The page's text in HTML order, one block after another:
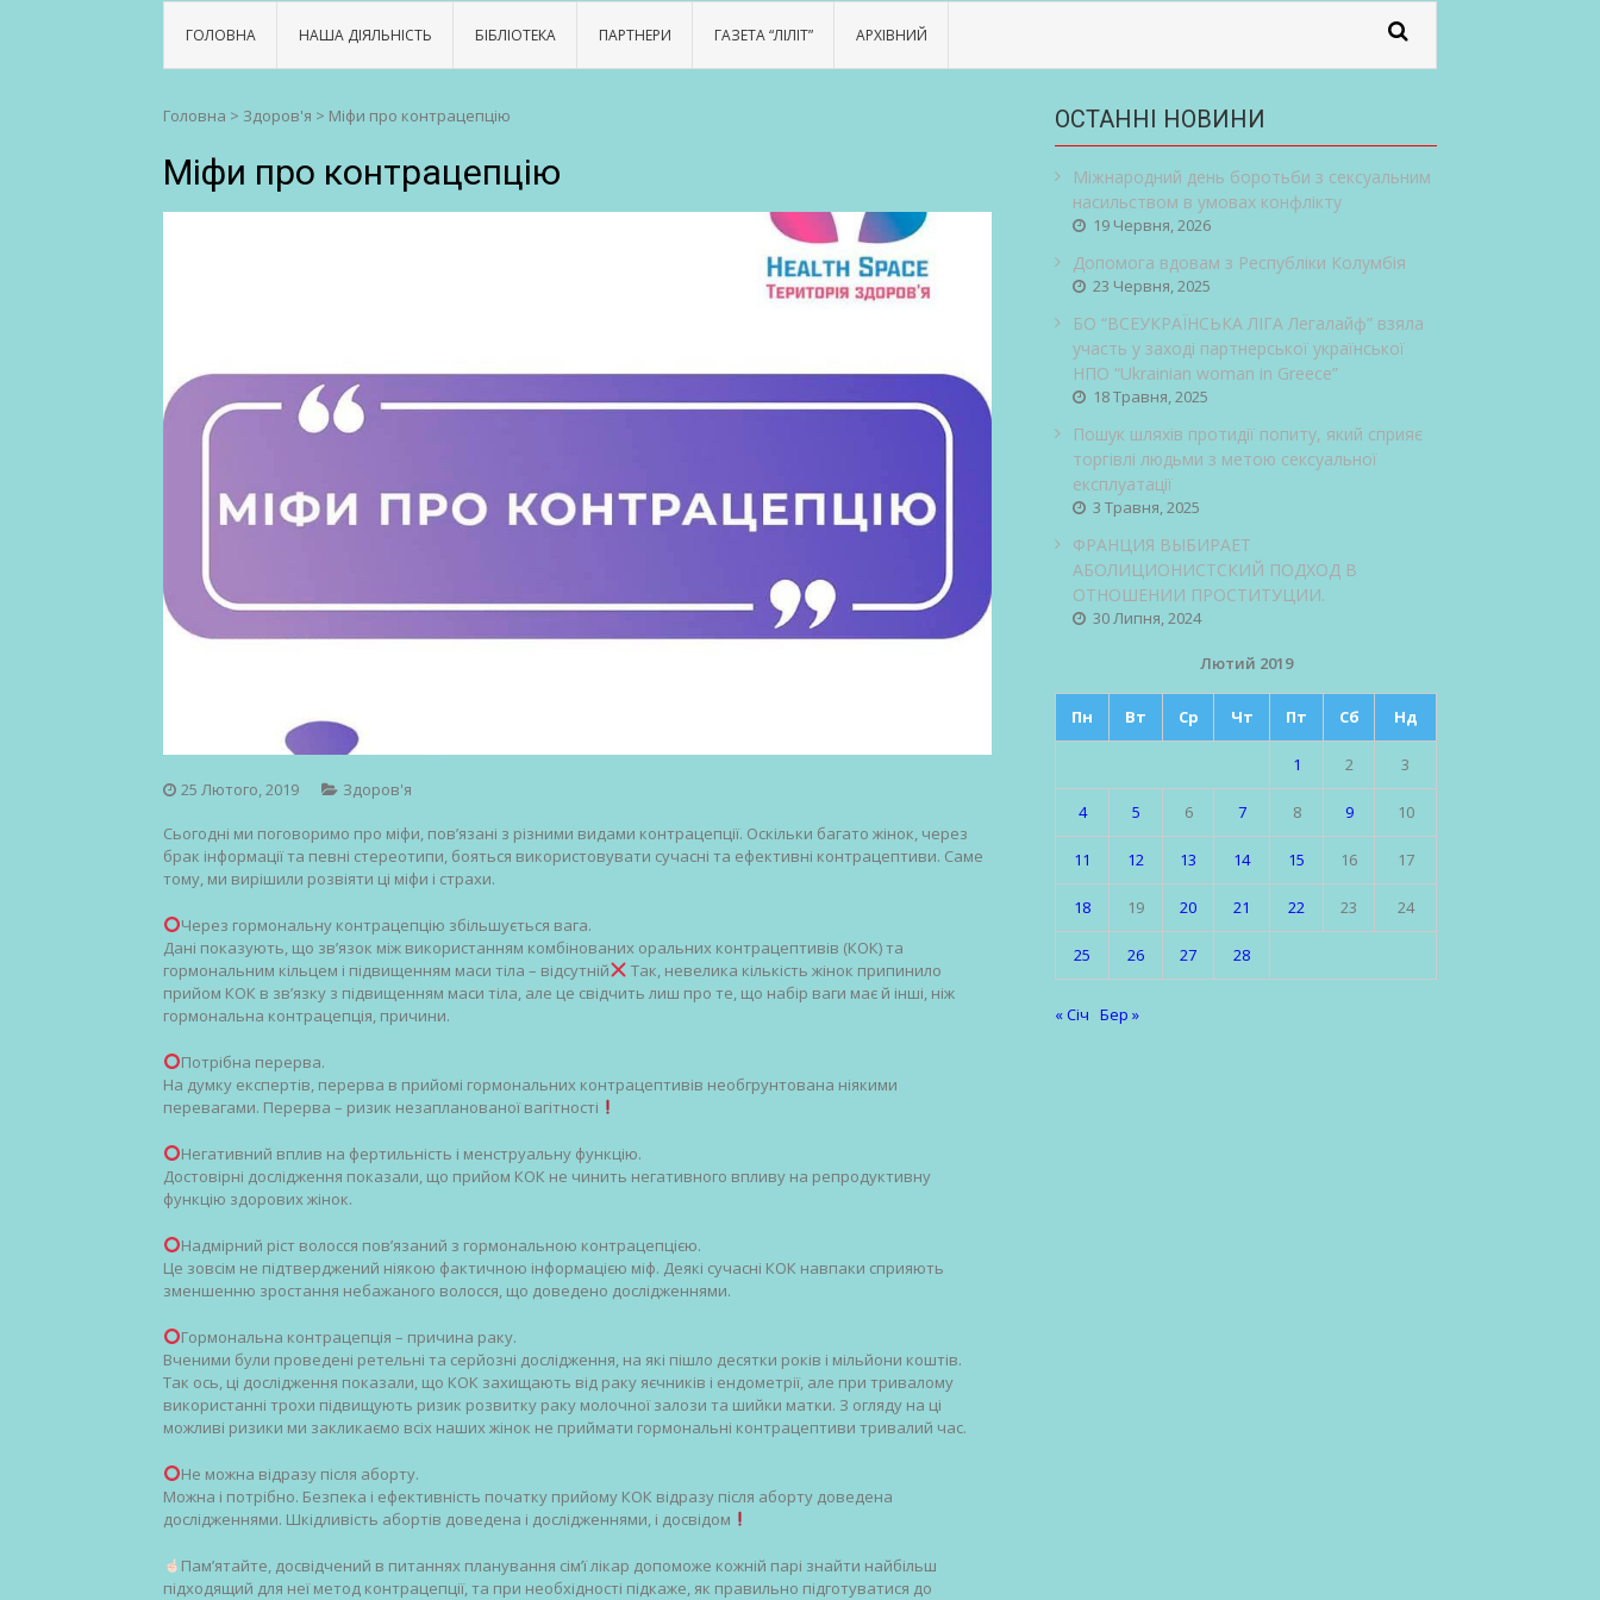
ГОЛОВНА НАША ДІЯЛЬНІСТЬ БІБЛІОТЕКА ПАРТНЕРИ ГАЗЕТА “ЛІЛІТ” АРХІВНИЙ
Головна > Здоров'я > Міфи про контрацепцію
Міфи про контрацепцію
25 Лютого, 2019 Здоров'я
Сьогодні ми поговоримо про міфи, пов’язані з різними видами контрацепції. Оскільки багато жінок, через
брак інформації та певні стереотипи, бояться використовувати сучасні та ефективні контрацептиви. Саме
тому, ми вирішили розвіяти ці міфи і страхи.
Через гормональну контрацепцію збільшується вага.
Дані показують, що зв’язок між використанням комбінованих оральних контрацептивів (КОК) та
гормональним кільцем і ​​підвищенням маси тіла – відсутній
Так, невелика кількість жінок припинило
прийом КОК в зв’язку з підвищенням маси тіла, але це свідчить лиш про те, що набір ваги має й інші, ніж
гормональна контрацепція, причини.
Потрібна перерва.
На думку експертів, перерва в прийомі гормональних контрацептивів необгрунтована ніякими
перевагами. Перерва – ризик незапланованої вагітності
Негативний вплив на фертильність і менструальну функцію.
Достовірні дослідження показали, що прийом КОК не чинить негативного впливу на репродуктивну
функцію здорових жінок.
Надмірний ріст волосся пов’язаний з гормональною контрацепцією.
Це зовсім не підтверджений ніякою фактичною інформацією міф. Деякі сучасні КОК навпаки сприяють
зменшенню зростання небажаного волосся, що доведено дослідженнями.
Гормональна контрацепція – причина раку.
Вченими були проведені ретельні та серйозні дослідження, на які пішло десятки років і мільйони коштів.
Так ось, ці дослідження показали, що КОК захищають від раку яєчників і ендометрії, але при тривалому
використанні трохи підвищують ризик розвитку раку молочної залози та шийки матки. З огляду на ці
можливі ризики ми закликаємо всіх наших жінок не приймати гормональні контрацептиви тривалий час.
Не можна відразу після аборту.
Можна і потрібно. Безпека і ефективність початку прийому КОК відразу після аборту доведена
дослідженнями. Шкідливість абортів доведена і дослідженнями, і досвідом
Пам’ятайте, досвідчений в питаннях планування сім’ї лікар допоможе кожній парі знайти найбільш
підходящий для неї метод контрацепції, та при необхідності підкаже, як правильно підготуватися до
ОСТАННІ НОВИНИ
Міжнародний день боротьби з сексуальним
насильством в умовах конфлікту
19 Червня, 2026
Допомога вдовам з Республіки Колумбія
23 Червня, 2025
БО “ВСЕУКРАЇНСЬКА ЛІГА Легалайф” взяла
участь у заході партнерської української
НПО “Ukrainian woman in Greece”
18 Травня, 2025
Пошук шляхів протидії попиту, який сприяє
торгівлі людьми з метою сексуальної
експлуатації
3 Травня, 2025
ФРАНЦИЯ ВЫБИРАЕТ
АБОЛИЦИОНИСТСКИЙ ПОДХОД В
ОТНОШЕНИИ ПРОСТИТУЦИИ.
30 Липня, 2024
Лютий 2019
Пн Вт Ср Чт Пт Сб Нд
1 2 3
4 5 6 7 8 9 10
11 12 13 14 15 16 17
18 19 20 21 22 23 24
25 26 27 28
« Січ Бер »